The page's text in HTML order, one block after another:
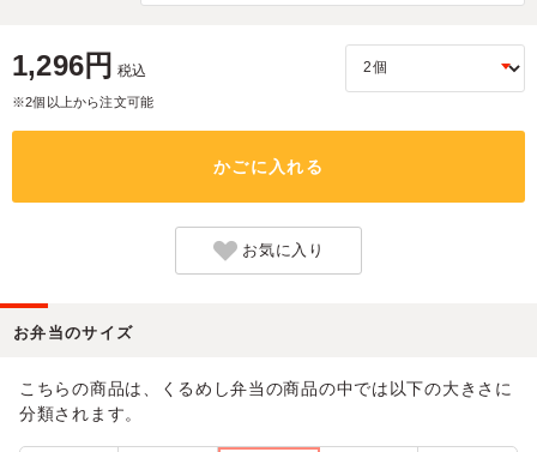
1,296円 税込
※2個以上から注文可能
かごに入れる
お気に入り
お弁当のサイズ
こちらの商品は、くるめし弁当の商品の中では以下の大きさに
分類されます。